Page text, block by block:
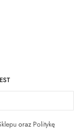
oraz Politykę